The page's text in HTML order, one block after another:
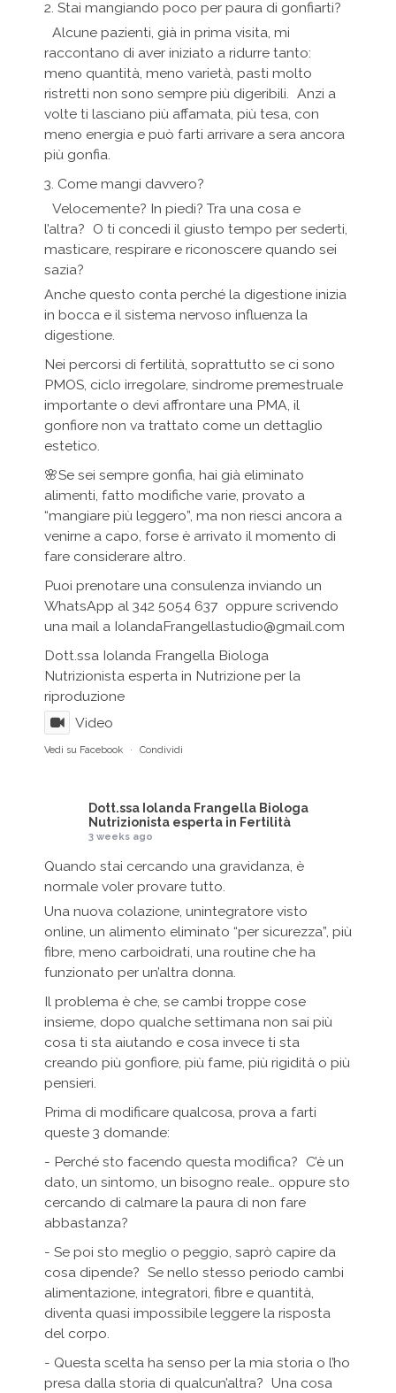
2. Stai mangiando poco per paura di gonfiarti?
Alcune pazienti, già in prima visita, mi
raccontano di aver iniziato a ridurre tanto:
meno quantità, meno varietà, pasti molto
ristretti non sono sempre più digeribili. Anzi a
volte ti lasciano più affamata, più tesa, con
meno energia e può farti arrivare a sera ancora
più gonfia.
3. Come mangi davvero?
Velocemente? In piedi? Tra una cosa e
l’altra? O ti concedi il giusto tempo per sederti,
masticare, respirare e riconoscere quando sei
sazia?
Anche questo conta perché la digestione inizia
in bocca e il sistema nervoso influenza la
digestione.
Nei percorsi di fertilità, soprattutto se ci sono
PMOS, ciclo irregolare, sindrome premestruale
importante o devi affrontare una PMA, il
gonfiore non va trattato come un dettaglio
estetico.
🌸Se sei sempre gonfia, hai già eliminato
alimenti, fatto modifiche varie, provato a
“mangiare più leggero”, ma non riesci ancora a
venirne a capo, forse è arrivato il momento di
fare considerare altro.
Puoi prenotare una consulenza inviando un
WhatsApp al 342 5054 637 oppure scrivendo
una mail a IolandaFrangellastudio@gmail.com
Dott.ssa Iolanda Frangella Biologa
Nutrizionista esperta in Nutrizione per la
riproduzione
Video
Vedi su Facebook · Condividi
Dott.ssa Iolanda Frangella Biologa
Nutrizionista esperta in Fertilità
3 weeks ago
Quando stai cercando una gravidanza, è
normale voler provare tutto.
Una nuova colazione, unintegratore visto
online, un alimento eliminato “per sicurezza”, più
fibre, meno carboidrati, una routine che ha
funzionato per un’altra donna.
Il problema è che, se cambi troppe cose
insieme, dopo qualche settimana non sai più
cosa ti sta aiutando e cosa invece ti sta
creando più gonfiore, più fame, più rigidità o più
pensieri.
Prima di modificare qualcosa, prova a farti
queste 3 domande:
- Perché sto facendo questa modifica? C’è un
dato, un sintomo, un bisogno reale… oppure sto
cercando di calmare la paura di non fare
abbastanza?
- Se poi sto meglio o peggio, saprò capire da
cosa dipende? Se nello stesso periodo cambi
alimentazione, integratori, fibre e quantità,
diventa quasi impossibile leggere la risposta
del corpo.
- Questa scelta ha senso per la mia storia o l’ho
presa dalla storia di qualcun’altra? Una cosa